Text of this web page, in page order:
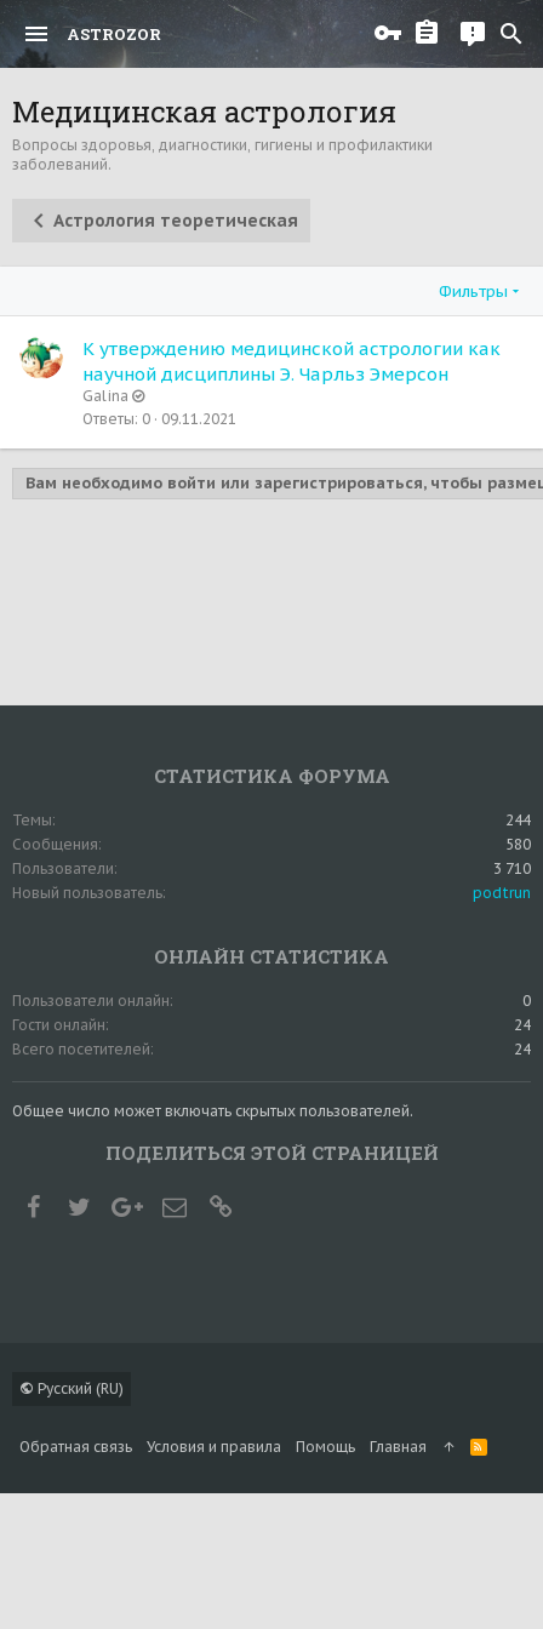
ASTROZOR
Медицинская астрология
Вопросы здоровья, диагностики, гигиены и профилактики
заболеваний.
Астрология теоретическая
Фильтры
К утверждению медицинской астрологии как
научной дисциплины Э. Чарльз Эмерсон
Galina
Ответы 0 09.11.2021
Вам необходимо войти или зарегистрироваться, чтобы
СТАТИСТИКА ФОРУМА
Темы
244
Сообщения
580
Пользователи
3 710
Новый пользователь
podtrun
ОНЛАЙН СТАТИСТИКА
Пользователи онлайн
0
Гости онлайн
24
Всего посетителей
24
Общее число может включать скрытых пользователей.
ПОДЕЛИТЬСЯ ЭТОЙ СТРАНИЦЕЙ
FacebookTwitterGoogle+Электронная почта
Русский (RU)
Обратная связь Условия и правила Помощь Главная